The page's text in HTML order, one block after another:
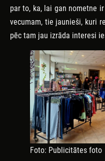
par to, ka, lai gan nometne
vecumam, tie jaunieši, kuri
pēc tam jau izrāda interesi
Foto: Publicitātes foto